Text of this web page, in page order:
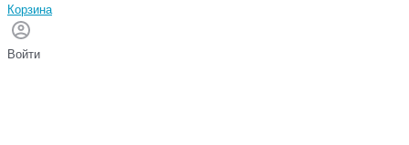
Корзина
Войти